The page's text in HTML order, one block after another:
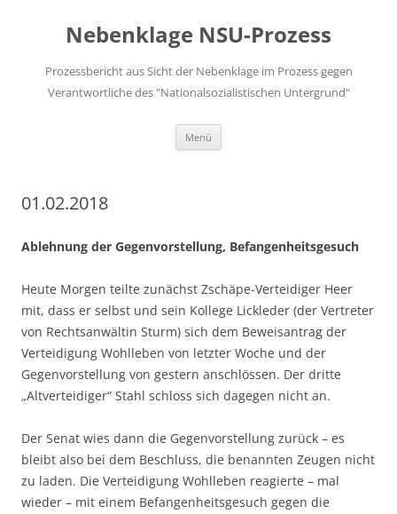
springenNebenklage NSU-Prozess
Prozessbericht aus Sicht der Nebenklage im Prozess gegen
Verantwortliche des "Nationalsozialistischen Untergrund"
Menü
01.02.2018
Ablehnung der Gegenvorstellung, Befangenheitsgesuch
Heute Morgen teilte zunächst Zschäpe-Verteidiger Heer
mit, dass er selbst und sein Kollege Lickleder (der Vertreter
von Rechtsanwältin Sturm) sich dem Beweisantrag der
Verteidigung Wohlleben von letzter Woche und der
Gegenvorstellung von gestern anschlössen. Der dritte
„Altverteidiger“ Stahl schloss sich dagegen nicht an.
Der Senat wies dann die Gegenvorstellung zurück – es
bleibt also bei dem Beschluss, die benannten Zeugen nicht
zu laden. Die Verteidigung Wohlleben reagierte – mal
wieder – mit einem Befangenheitsgesuch gegen die